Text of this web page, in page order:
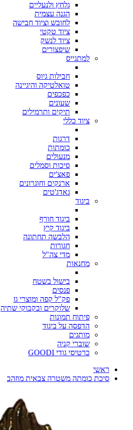
גלחץ ולנעליים
הגנה עצמית
לחובש וציוד חבישה
ציוד טקטי
ציוד לנשק
שיפצורים
למתגייס
חבילות גיוס
טואלטיקה והיגיינה
כפכפים
שעונים
תיקים ותרמילים
ציוד כללי
דרגות
כומתות
מנעולים
סיכות וסמלים
פאצ'ים
ארנקים וחוגרונים
גאדג'טים
ביגוד
ביגוד חורף
ביגוד קיץ
הלבשה תחתונה
חגורות
מדי צה"ל
מחנאות
בישול בשטח
פנסים
פק"ל קפה ומוצרי גז
שלוקרים ובקבוקי שתיה
פיתוח תמונות
הדפסה על ביגוד
מותגים
שוברי קניה
כרטיסי גודי GOODI
ראשי
סיכת כומתה משטרה צבאית מוזהב